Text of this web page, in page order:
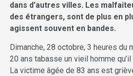
dans d’autres villes. Les
des étrangers, sont de plus en
agissent souvent en bandes.
Dimanche, 28 octobre, 3 heures du
20 ans tabasse un vieil homme
La victime âgée de 83 ans est